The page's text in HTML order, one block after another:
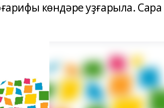
көндәре уҙғарыла. Сара